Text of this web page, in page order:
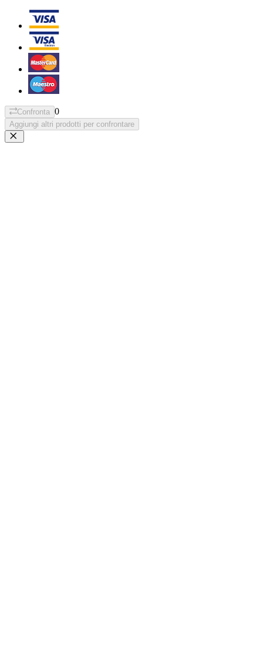
Confronta 0
Aggiungi altri prodotti per confrontare